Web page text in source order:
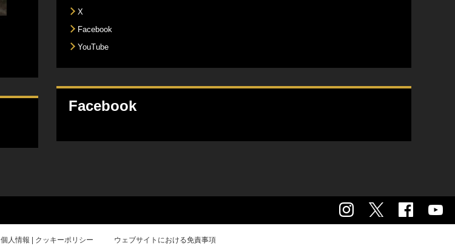
X
Facebook
YouTube
Facebook
個人情報 | クッキーポリシー ウェブサイトにおける免責事項